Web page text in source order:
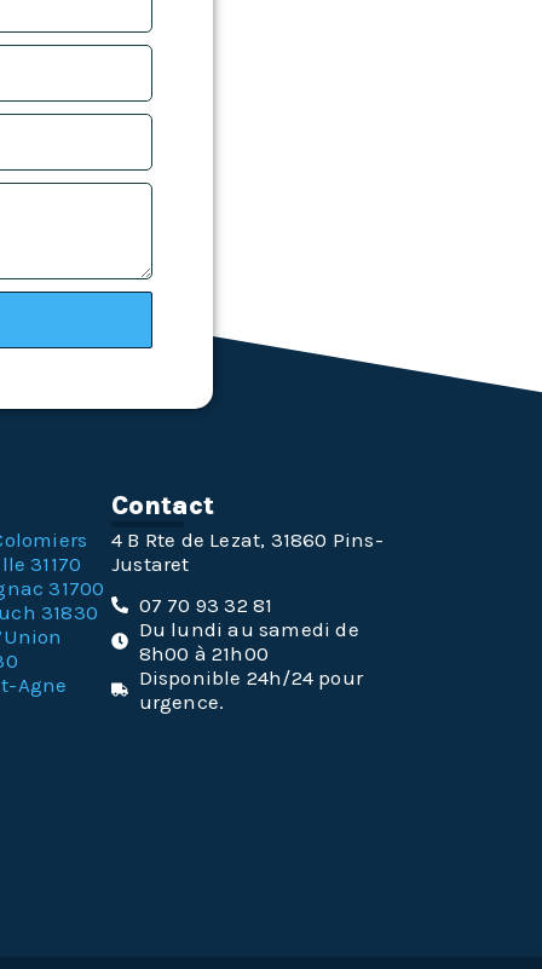
31170
31700
31830
Agne
Contact
4 B Rte de Lezat, 31860 Pins-
Justaret
07 70 93 32 81
Du lundi au samedi de
8h00 à 21h00
Disponible 24h/24 pour
urgence.